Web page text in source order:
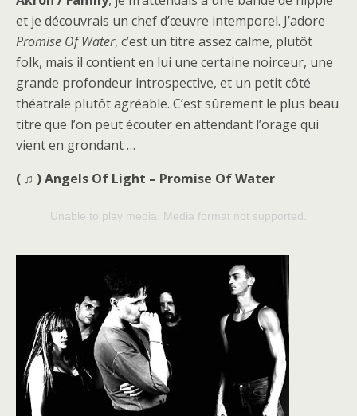
et je découvrais un chef d’œuvre intemporel. J’adore
Promise OfWater, c’est un titre assez calme, plutôt
folk, mais il contient en lui une certaine noirceur, une
grande profondeur introspective, et un petit côté
théatrale plutôt agréable. C’est sûrement le plus beau
titre que l’on peut écouter en attendant l’orage qui
vient en grondant …
( ♫ ) Angels Of Light – Promise Of Water
Unable to play media. Media format not supported.